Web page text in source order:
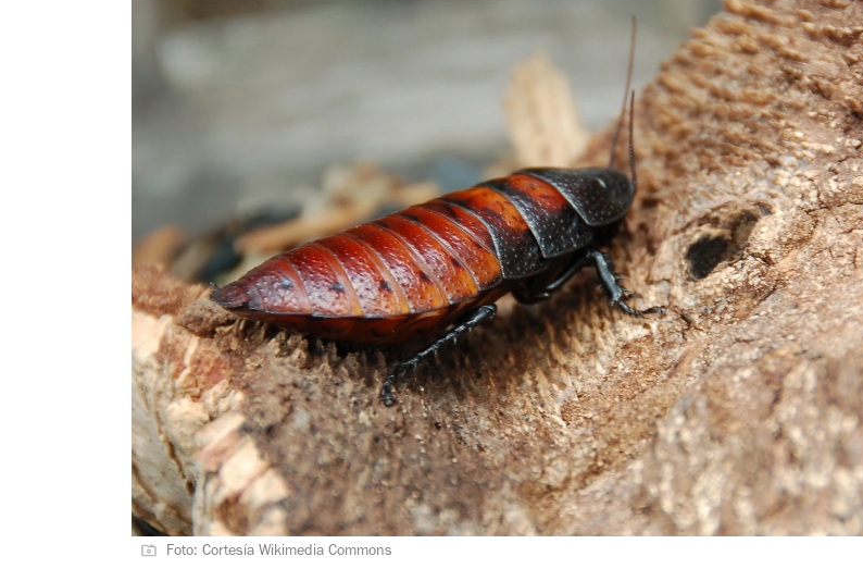
Foto: Cortesía Wikimedia Commons